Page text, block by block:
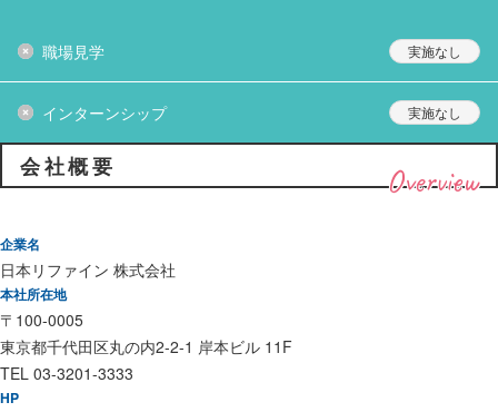
職場見学
インターンシップ
Overview
会社概要
企業名
日本リファイン 株式会社
本社所在地
〒100-0005
東京都千代田区丸の内2-2-1 岸本ビル 11F
TEL 03-3201-3333
HP